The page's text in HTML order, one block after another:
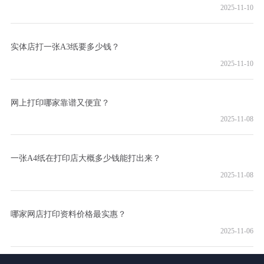
2025-11-10
实体店打一张A3纸要多少钱？
2025-11-10
网上打印哪家靠谱又便宜？
2025-11-08
一张A4纸在打印店大概多少钱能打出来？
2025-11-08
哪家网店打印资料价格最实惠？
2025-11-06